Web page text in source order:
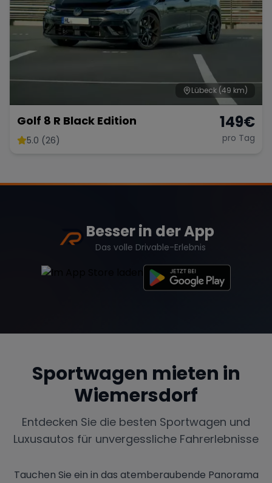
Lübeck (49 km)
Golf 8 R Black Edition
5.0 (26)
149€
pro Tag
Besser in der App
Das volle Drivable-Erlebnis
Sportwagen mieten in
Wiemersdorf
Entdecken Sie die besten Sportwagen und
Luxusautos für unvergessliche Fahrerlebnisse
Tauchen Sie ein in das atemberaubende Panorama